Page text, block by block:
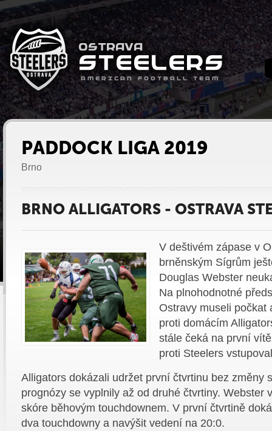
PADDOCK LIGA 2019
Brno
BRNO ALLIGATORS - OSTRAVA
V deštivém zápase v
brněnským Sígrům
Douglas Webster
Na plnohodnotné
Ostravy museli počkat
proti domácím
stále čeká na první
proti Steelers
Alligators dokázali udržet první čtvrtinu bez změny
prognózy se vyplnily až od druhé čtvrtiny. Webster
skóre běhovým touchdownem. V první čtvrtině
dva touchdowny a navýšit vedení na 20:0.